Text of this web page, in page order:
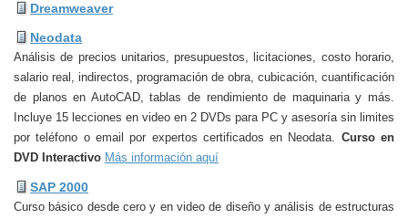
Dreamweaver
Neodata
Análisis de precios unitarios, presupuestos, licitaciones, costo horario,
salario real, indirectos, programación de obra, cubicación, cuantificación
de planos en AutoCAD, tablas de rendimiento de maquinaria y más.
Incluye 15 lecciones en video en 2 DVDs para PC y asesoría sin limites
por teléfono o email por expertos certificados en Neodata. Curso en
DVD Interactivo Más información aquí
SAP 2000
Curso básico desde cero y en video de diseño y análisis de estructuras